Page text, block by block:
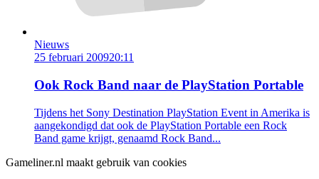
Nieuws
25 februari 200920:11
Ook Rock Band naar de PlayStation Portable
Tijdens het Sony Destination PlayStation Event in Amerika is
aangekondigd dat ook de PlayStation Portable een Rock
Band game krijgt, genaamd Rock Band...
Gameliner.nl maakt gebruik van cookies